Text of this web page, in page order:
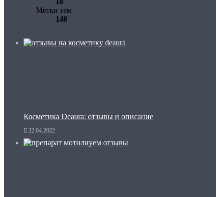
Метки тем
146
Косметика Deaura: отзывы и описание
22.04.2022